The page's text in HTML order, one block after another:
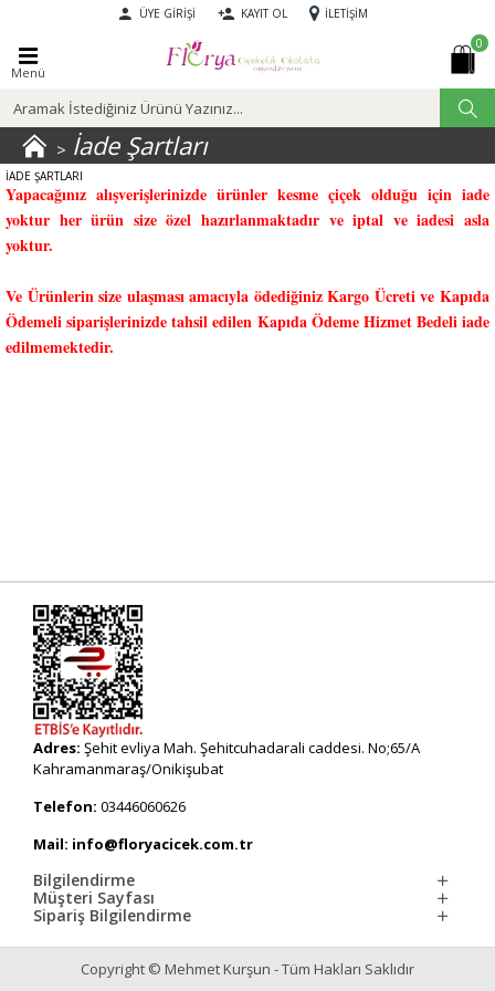
ÜYE GIRIŞI KAYIT OL İLETIŞIM
Menü
0
İade Şartları
İADE ŞARTLARI
Yapacağınız alışverişlerinizde ürünler kesme çiçek olduğu için iade
yoktur her ürün size özel hazırlanmaktadır ve iptal ve iadesi asla
yoktur.
Ve Ürünlerin size ulaşması amacıyla ödediğiniz Kargo Ücreti ve Kapıda
Ödemeli siparişlerinizde tahsil edilen Kapıda Ödeme Hizmet Bedeli iade
edilmemektedir.
Adres: Şehit evliya Mah. Şehitcuhadarali caddesi. No;65/A
Kahramanmaraş/Onikişubat
Telefon: 03446060626
Mail: info@floryacicek.com.tr
Bilgilendirme
Müşteri Sayfası
Sipariş Bilgilendirme
Copyright © Mehmet Kurşun - Tüm Hakları Saklıdır